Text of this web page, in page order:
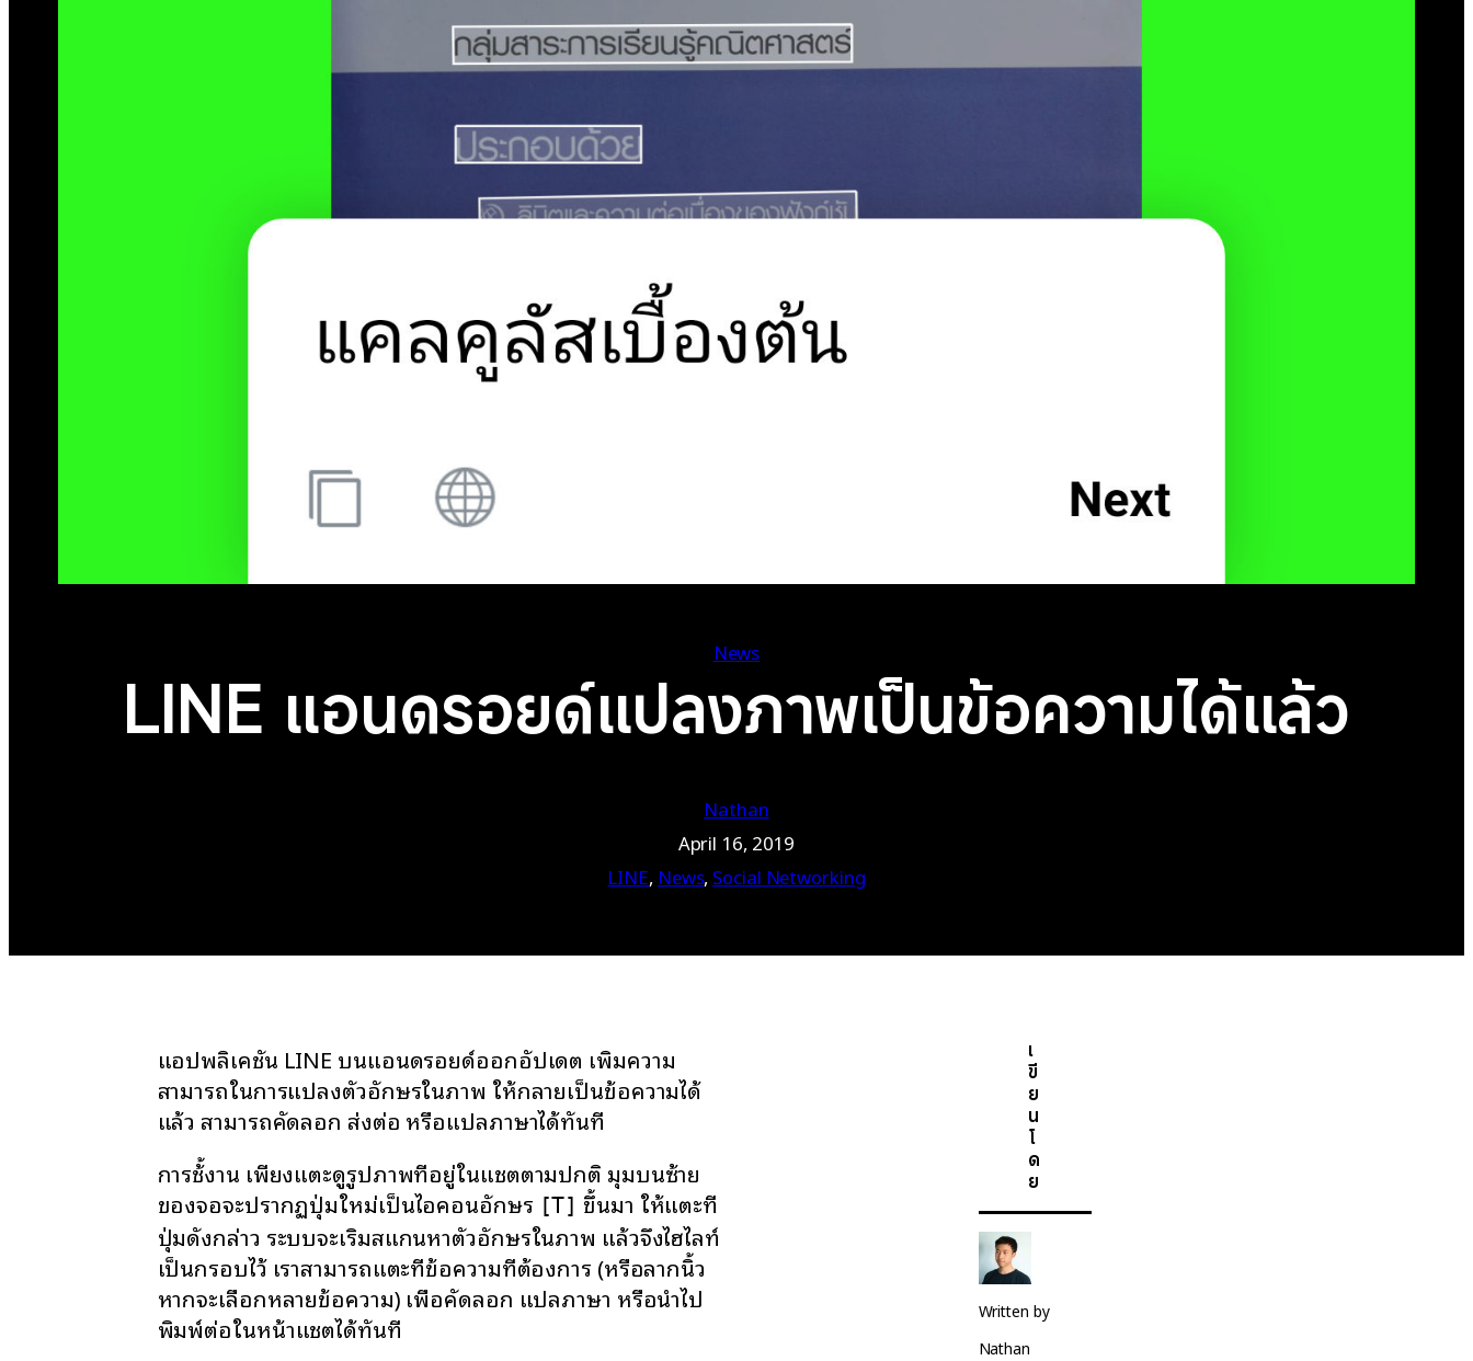
News
LINE แอนดรอยด์แปลงภาพเป็นข้อความได้แล้ว
Nathan
April 16, 2019
LINE, News, Social Networking
แอปพลิเคชัน LINE บนแอนดรอยด์ออกอัปเดต เพิ่มความ
สามารถในการแปลงตัวอักษรในภาพ ให้กลายเป็นข้อความได้
แล้ว สามารถคัดลอก ส่งต่อ หรือแปลภาษาได้ทันที
การช้้งาน เพียงแตะดูรูปภาพที่อยู่ในแชตตามปกติ มุมบนซ้าย
ของจอจะปรากฏปุ่มใหม่เป็นไอคอนอักษร [T] ขึ้นมา ให้แตะที่
ปุ่มดังกล่าว ระบบจะเริ่มสแกนหาตัวอักษรในภาพ แล้วจึงไฮไลท์
เป็นกรอบไว้ เราสามารถแตะที่ข้อความที่ต้องการ (หรือลากนิ้ว
หากจะเลือกหลายข้อความ) เพื่อคัดลอก แปลภาษา หรือนำไป
พิมพ์ต่อในหน้าแชตได้ทันที
เ
ขี
ย
น
โ
ด
ย
Written by
Nathan